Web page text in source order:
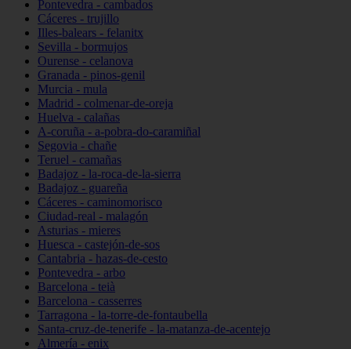
Pontevedra - cambados
Cáceres - trujillo
Illes-balears - felanitx
Sevilla - bormujos
Ourense - celanova
Granada - pinos-genil
Murcia - mula
Madrid - colmenar-de-oreja
Huelva - calañas
A-coruña - a-pobra-do-caramiñal
Segovia - chañe
Teruel - camañas
Badajoz - la-roca-de-la-sierra
Badajoz - guareña
Cáceres - caminomorisco
Ciudad-real - malagón
Asturias - mieres
Huesca - castejón-de-sos
Cantabria - hazas-de-cesto
Pontevedra - arbo
Barcelona - teià
Barcelona - casserres
Tarragona - la-torre-de-fontaubella
Santa-cruz-de-tenerife - la-matanza-de-acentejo
Almería - enix